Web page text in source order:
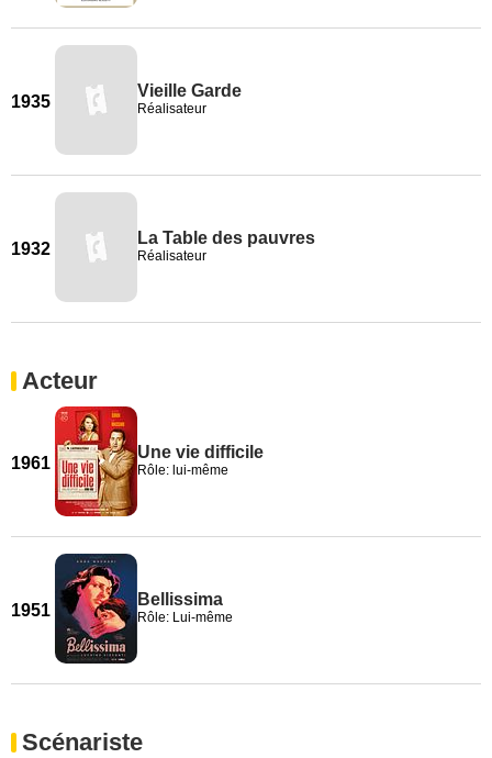
1935
Vieille Garde
Réalisateur
1932
La Table des pauvres
Réalisateur
Acteur
1961
Une vie difficile
Rôle: lui-même
1951
Bellissima
Rôle: Lui-même
Scénariste